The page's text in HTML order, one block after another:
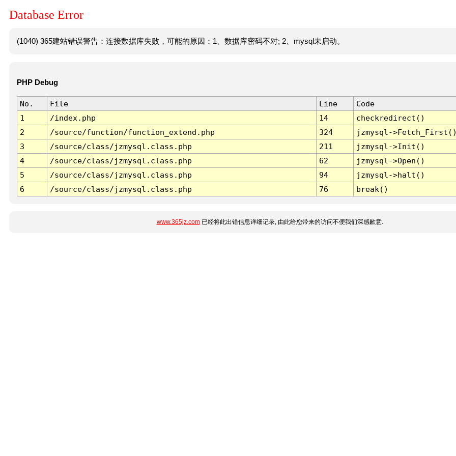
Database Error
(1040) 365建站错误警告：连接数据库失败，可能的原因：1、数据库密码不对; 2、mysql未启动。
PHP Debug
No. File Line
Code
1
/index.php 14
checkredirect()
2
/source/function/function_extend.php 324
jzmysql-
3
/source/class/jzmysql.class.php 211
jzmysql->Init()
4
/source/class/jzmysql.class.php 62
jzmysql->Open()
5
/source/class/jzmysql.class.php 94
jzmysql->halt()
6
/source/class/jzmysql.class.php 76 break()
www.365jz.com已经将此出错信息详细记录, 由此给您带来的访问不便我们深感歉意.